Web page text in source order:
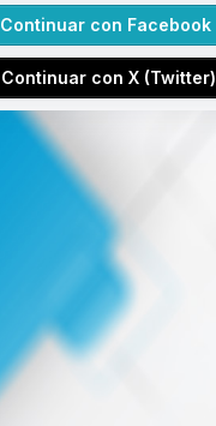
Continuar con Facebook
Continuar con X (Twitter)